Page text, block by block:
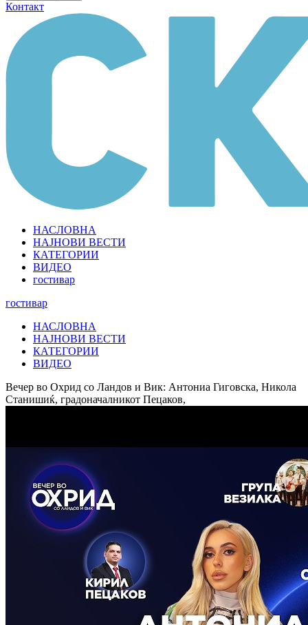
Контакт
НАСЛОВНА
НАЈНОВИ ВЕСТИ
КАТЕГОРИИ
ВИДЕО
гостивар
гостивар
НАСЛОВНА
НАЈНОВИ ВЕСТИ
КАТЕГОРИИ
ВИДЕО
Вечер во Охрид со Ландов и Вик: Антониа Гиговска, Никола
Станишиќ, градоначалникот Пецаков,